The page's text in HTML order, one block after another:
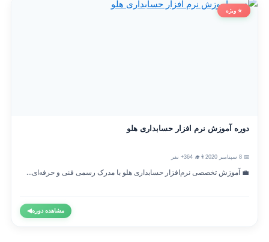
⭐ ویژه
دوره آموزش نرم افزار حسابداری هلو
👨‍🎓 364+ نفر
💼 آموزش تخصصی نرم‌افزار حسابداری هلو با مدرک رسمی فنی و حرفه‌ای...
مشاهده دوره◀